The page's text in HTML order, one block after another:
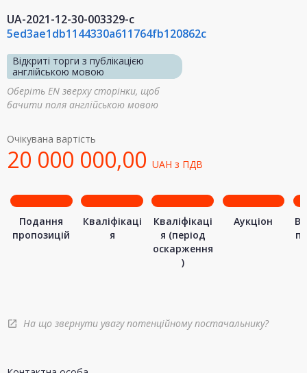
UA-2021-12-30-003329-c
5ed3ae1db1144330a611764fb120862c
Відкриті торги з публікацією
англійською мовою
Оберіть EN зверху сторінки, щоб
бачити поля англійською мовою
Очікувана вартість
20 000 000,00 UAH з ПДВ
Подання
пропозицій
Кваліфікаці
я
Кваліфікаці
я (період
оскарження
)
Аукціон
open_in_new На що звернути увагу потенційному постачальнику?